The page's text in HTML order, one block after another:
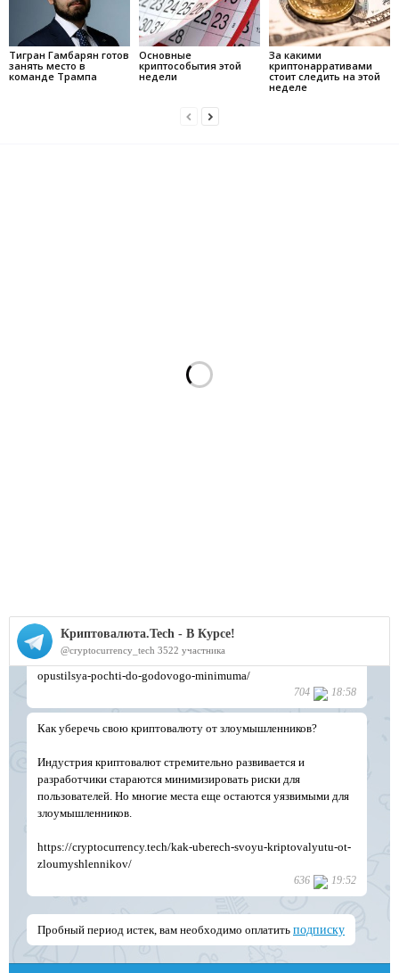
Тигран Гамбарян готов
занять место в
команде Трампа
Основные
криптособытия этой
недели
За какими
криптонарративами
стоит следить на этой
неделе